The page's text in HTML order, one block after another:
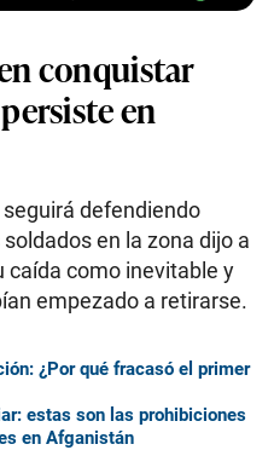
conquistar
en
defendiendo
en la zona dijo a
caída como inevitable y
empezado a retirarse.
¿Por qué fracasó el primer
estas son las prohibiciones
en Afganistán